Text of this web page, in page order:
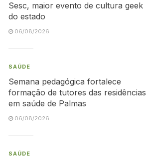
Sesc, maior evento de cultura geek
do estado
06/08/2026
SAÚDE
Semana pedagógica fortalece
formação de tutores das residências
em saúde de Palmas
06/08/2026
SAÚDE